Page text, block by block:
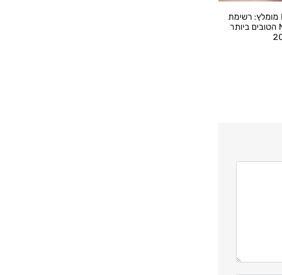
קורס NLP מומלץ: רשימת
קורסי NLP הטובים ביותר